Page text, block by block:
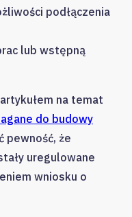
podłączenia
lub wstępną
na temat
do budowy
pewność, że
uregulowane
wniosku o